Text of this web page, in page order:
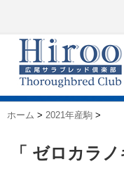
ホーム > 2021年産駒 >
「 ゼロカラ